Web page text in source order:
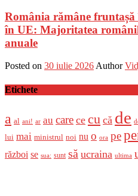
România rămâne
în UE: Majoritatea
anuale
Posted on 30 iulie 2026 Author
Etichete
a al ani! ar au care ce cu că de
lui mai ministrul noi nu o ora pe
război se sua: sunt să ucraina ultima